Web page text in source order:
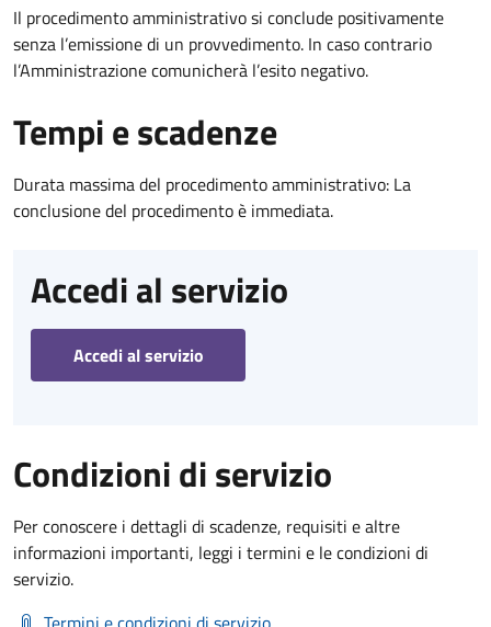
Il procedimento amministrativo si conclude positivamente
senza l’emissione di un provvedimento. In caso contrario
l’Amministrazione comunicherà l’esito negativo.
Tempi e scadenze
Durata massima del procedimento amministrativo: La
conclusione del procedimento è immediata.
Accedi al servizio
Accedi al servizio
Condizioni di servizio
Per conoscere i dettagli di scadenze, requisiti e altre
informazioni importanti, leggi i termini e le condizioni di
servizio.